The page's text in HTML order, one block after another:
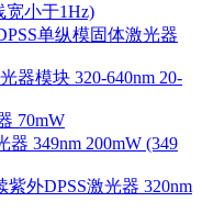
宽小于1Hz)
单纵模固体激光器
器模块 320-640nm 20-
70mW
349nm 200mW (349
外DPSS激光器 320nm